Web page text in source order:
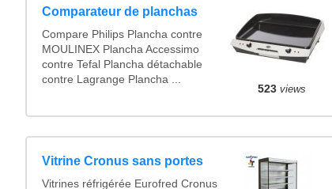
Comparateur de planchas
Compare Philips Plancha contre
MOULINEX Plancha Accessimo
contre Tefal Plancha détachable
contre Lagrange Plancha ...
523 views
Vitrine Cronus sans portes
Vitrines réfrigérée Eurofred Cronus